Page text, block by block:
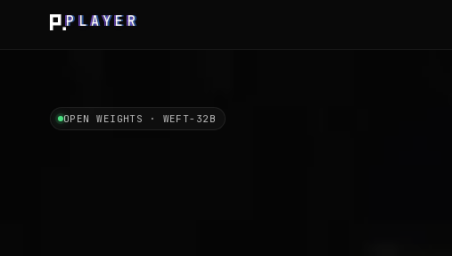
PLAYER
OPEN WEIGHTS · WEFT-32B